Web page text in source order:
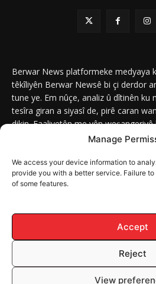
Manage
We access your device information to
provide you with a better service. Failure
of some features.
Accept
Reject
View
Berwar News platformeke medyaya
têkîliyên Berwar Newsê bi çi derdor
tune ye. Em nûçe, analiz û dîtinên ku
tesîra giran a siyasî de, pirê caran
dikin. Faaliyetên me yên
navneteweyî yên qeyranên siyasî û
© Mafê Telîfê 2026, Hemû mafên naveroka